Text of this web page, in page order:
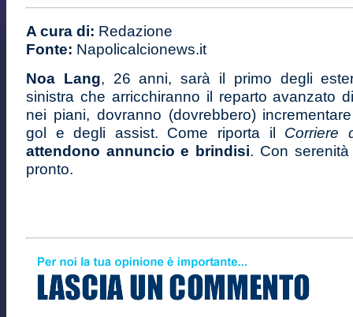
A cura di: Redazione
Fonte: Napolicalcionews.it
Noa Lang, 26 anni, sarà il primo degli
sinistra che arricchiranno il reparto avanzato
nei piani, dovranno (dovrebbero)
gol e degli assist. Come riporta il Corriere
attendono annuncio e brindisi. Con
pronto.